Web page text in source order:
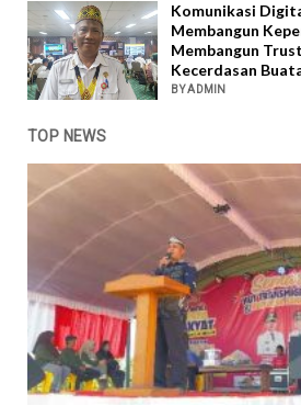
Komunikasi
Membangun
Membangun
Kecerdasan
BY ADMIN
TOP NEWS